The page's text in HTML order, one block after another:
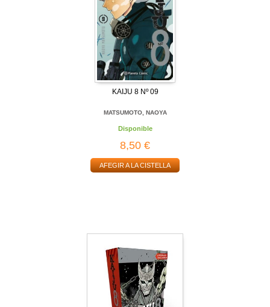
KAIJU 8 Nº 09
MATSUMOTO, NAOYA
Disponible
8,50 €
AFEGIR A LA CISTELLA